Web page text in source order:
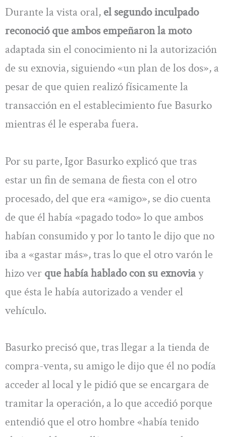
Durante la vista oral, el segundo inculpado
reconoció que ambos empeñaron la moto
adaptada sin el conocimiento ni la autorización
de su exnovia, siguiendo «un plan de los dos», a
pesar de que quien realizó físicamente la
transacción en el establecimiento fue Basurko
mientras él le esperaba fuera.
Por su parte, Igor Basurko explicó que tras
estar un fin de semana de fiesta con el otro
procesado, del que era «amigo», se dio cuenta
de que él había «pagado todo» lo que ambos
habían consumido y por lo tanto le dijo que no
iba a «gastar más», tras lo que el otro varón le
hizo ver que había hablado con su exnoviay
que ésta le había autorizado a vender el
vehículo.
Basurko precisó que, tras llegar a la tienda de
compra-venta, su amigo le dijo que él no podía
acceder al local y le pidió que se encargara de
tramitar la operación, a lo que accedió porque
entendió que el otro hombre «había tenido